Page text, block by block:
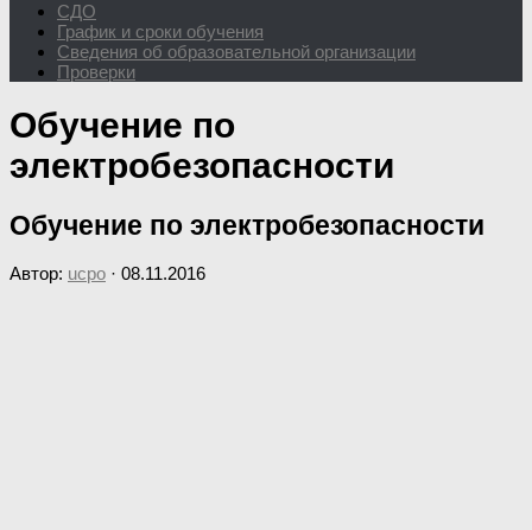
СДО
График и сроки обучения
Сведения об образовательной организации
Проверки
Обучение по
электробезопасности
Обучение по электробезопасности
Автор: ucpo · 08.11.2016